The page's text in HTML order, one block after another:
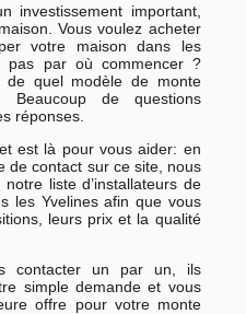
investissement important,
Vous voulez acheter
votre maison dans les
pas par où commencer ?
quel modèle de monte
Beaucoup de questions
réponses.
est là pour vous aider: en
de contact sur ce site, nous
liste d’installateurs de
les Yvelines afin que vous
leurs prix et la qualité
contacter un par un, ils
simple demande et vous
offre pour votre monte